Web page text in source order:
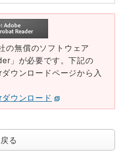
の無償のソフトウェア
」が必要です。下記の
ウンロードページから入
ウンロード
戻る